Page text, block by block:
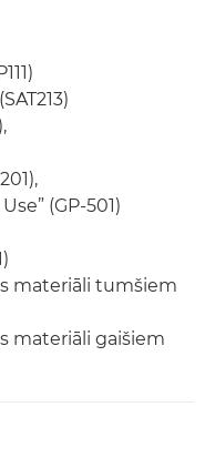
(GP-501)
materiāli tumšiem
materiāli gaišiem